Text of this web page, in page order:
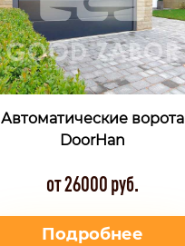
Автоматические ворота
DoorHan
от 26000 руб.
Подробнее